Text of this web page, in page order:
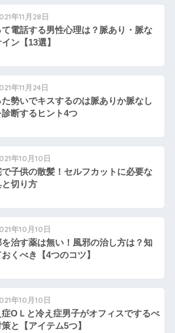
年11月28日
電話する男性心理は？脈あり・脈な
ン【13選】
年11月24日
勢いでキスするのは脈ありか脈なし
断するヒント4つ
年10月10日
で子供の散髪！セルフカットに必要な
切り方
年10月10日
を治す薬は無い！風邪の治し方は？知
おくべき【4つのコツ】
年10月10日
OＬと冷え症男子がオフィスでするべ
策と【アイテム5つ】